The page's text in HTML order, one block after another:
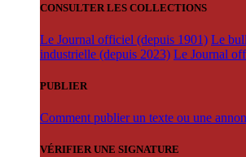
CONSULTER LES COLLECTIONS
Le Journal officiel (depuis 1901) Le
industrielle (depuis 2023) Le Journal
PUBLIER
Comment publier un texte ou une
VÉRIFIER UNE SIGNATURE